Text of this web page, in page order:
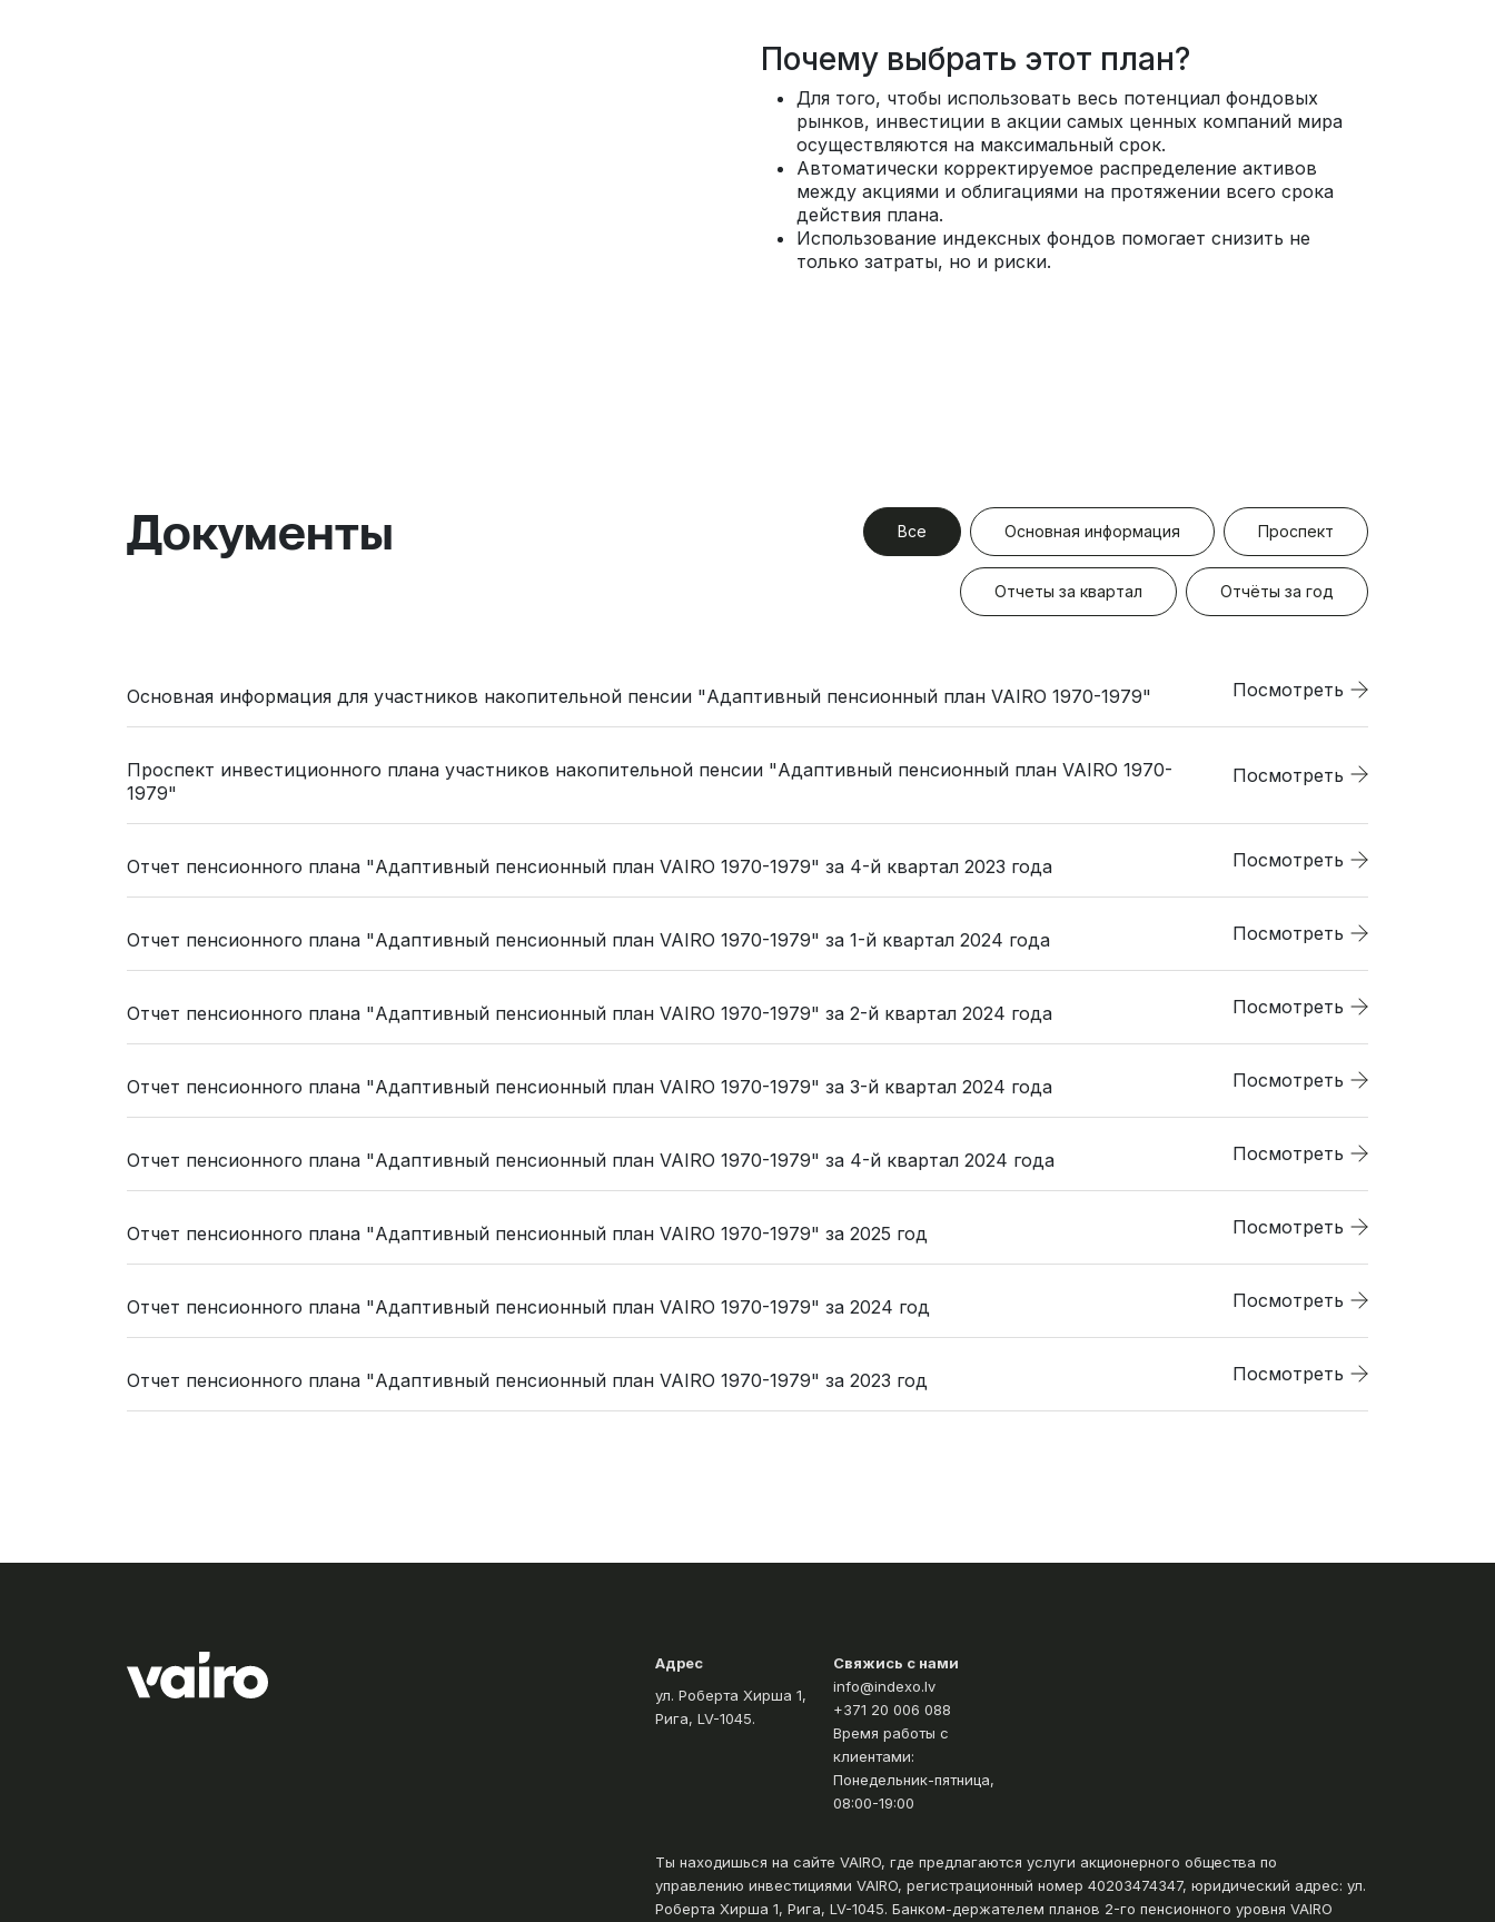
Почему выбрать этот план?
Для того, чтобы использовать весь потенциал фондовых
рынков, инвестиции в акции самых ценных компаний мира
осуществляются на максимальный срок.
Автоматически корректируемое распределение активов
между акциями и облигациями на протяжении всего срока
действия плана.
Использование индексных фондов помогает снизить не
только затраты, но и риски.
Документы Все Основная информация Проспект
Oтчеты за квартал Oтчёты за год
Основная информация для участников накопительной пенсии "Адаптивный пенсионный план VAIRO 1970-1979" Посмотреть
Проспект инвестиционного плана участников накопительной пенсии "Адаптивный пенсионный план VAIRO 1970-
1979"
Посмотреть
Oтчет пенсионного плана "Адаптивный пенсионный план VAIRO 1970-1979" за 4-й квартал 2023 года Посмотреть
Oтчет пенсионного плана "Адаптивный пенсионный план VAIRO 1970-1979" за 1-й квартал 2024 года Посмотреть
Oтчет пенсионного плана "Адаптивный пенсионный план VAIRO 1970-1979" за 2-й квартал 2024 года Посмотреть
Oтчет пенсионного плана "Адаптивный пенсионный план VAIRO 1970-1979" за 3-й квартал 2024 года Посмотреть
Oтчет пенсионного плана "Адаптивный пенсионный план VAIRO 1970-1979" за 4-й квартал 2024 года Посмотреть
Oтчет пенсионного плана "Адаптивный пенсионный план VAIRO 1970-1979" за 2025 год Посмотреть
Oтчет пенсионного плана "Адаптивный пенсионный план VAIRO 1970-1979" за 2024 год Посмотреть
Oтчет пенсионного плана "Адаптивный пенсионный план VAIRO 1970-1979" за 2023 год Посмотреть
Адрес
ул. Роберта Хиршa 1,
Рига, LV-1045.
Свяжись с нами
info@indexo.lv
+371 20 006 088
Время работы с
клиентами:
Понедельник-пятница,
08:00-19:00
Ты находишься на сайте VAIRO, где предлагаются услуги акционерного общества по
управлению инвестициями VAIRO, регистрационный номер 40203474347, юридический адрес: ул.
Роберта Хиршa 1, Рига, LV-1045. Банком-держателем планов 2-го пенсионного уровня VAIRO